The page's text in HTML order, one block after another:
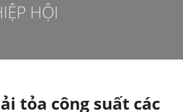
HỘI
tỏa công suất các